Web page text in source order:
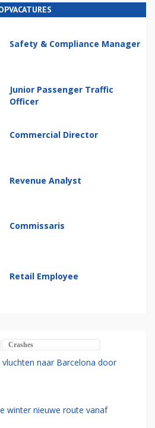
Safety & Compliance Manager
Junior Passenger Traffic
Officer
Commercial Director
Revenue Analyst
Commissaris
Retail Employee
Crashes
naar Barcelona door
winter nieuwe route vanaf